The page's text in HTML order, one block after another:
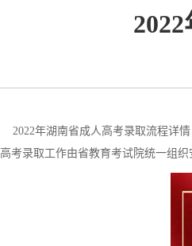
2022年湖南省成人高考录取流程详
高考录取工作由省教育考试院统一组织